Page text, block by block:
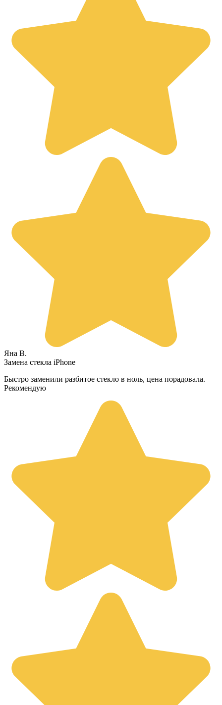
Яна В.
Замена стекла iPhone
Быстро заменили разбитое стекло в ноль, цена порадовала.
Рекомендую